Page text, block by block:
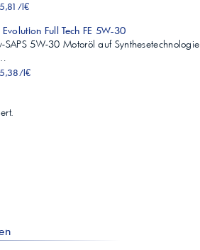
l€
Evolution Full Tech FE 5W-30
SAPS 5W-30 Motoröl auf Synthesetechnologie
l€